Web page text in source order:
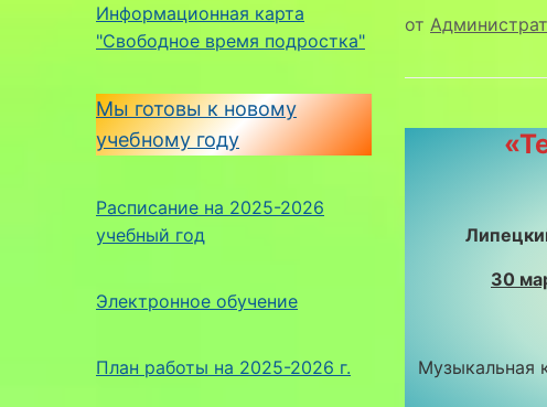
Информационная карта
"Свободное время подростка"
Мы готовы к новому
учебному году
Расписание на 2025-2026
учебный год
Электронное обучение
План работы на 2025-2026 г.
от
30
Музыкальная